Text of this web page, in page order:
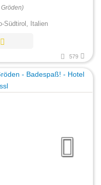
Südtirol, Italien
579